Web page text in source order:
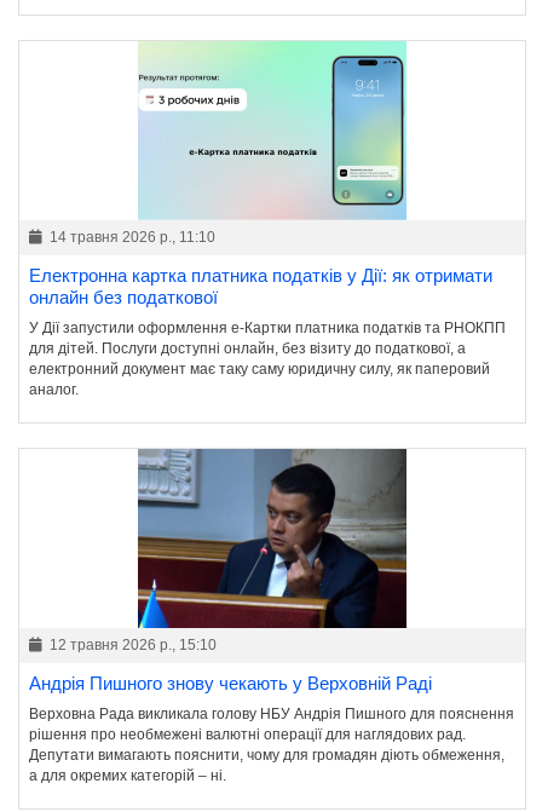
14 травня 2026 р., 11:10
Електронна картка платника податків у Дії: як отримати
онлайн без податкової
У Дії запустили оформлення е-Картки платника податків та РНОКПП
для дітей. Послуги доступні онлайн, без візиту до податкової, а
електронний документ має таку саму юридичну силу, як паперовий
аналог.
12 травня 2026 р., 15:10
Андрія Пишного знову чекають у Верховній Раді
Верховна Рада викликала голову НБУ Андрія Пишного для пояснення
рішення про необмежені валютні операції для наглядових рад.
Депутати вимагають пояснити, чому для громадян діють обмеження,
а для окремих категорій – ні.